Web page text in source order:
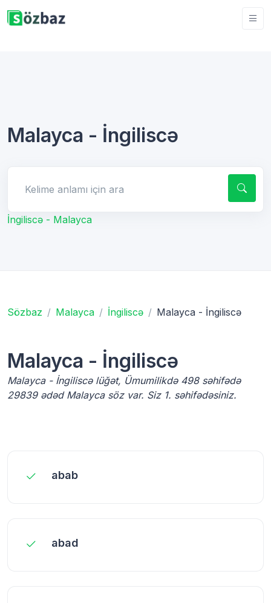
Malayca - İngiliscə
İngiliscə - Malayca
Sözbaz Malayca İngiliscə Malayca - İngiliscə
Malayca - İngiliscə
Malayca - İngiliscə lüğət, Ümumilikdə 498 səhifədə
29839 ədəd Malayca söz var. Siz 1. səhifədəsiniz.
abab
abad